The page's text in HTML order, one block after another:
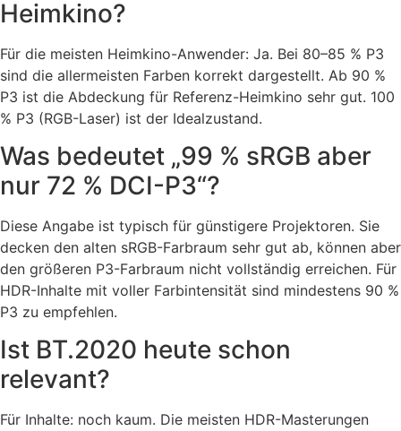
Heimkino?
Für die meisten Heimkino-Anwender: Ja. Bei 80–85 % P3
sind die allermeisten Farben korrekt dargestellt. Ab 90 %
P3 ist die Abdeckung für Referenz-Heimkino sehr gut. 100
% P3 (RGB-Laser) ist der Idealzustand.
Was bedeutet „99 % sRGB aber
nur 72 % DCI-P3“?
Diese Angabe ist typisch für günstigere Projektoren. Sie
decken den alten sRGB-Farbraum sehr gut ab, können aber
den größeren P3-Farbraum nicht vollständig erreichen. Für
HDR-Inhalte mit voller Farbintensität sind mindestens 90 %
P3 zu empfehlen.
Ist BT.2020 heute schon
relevant?
Für Inhalte: noch kaum. Die meisten HDR-Masterungen